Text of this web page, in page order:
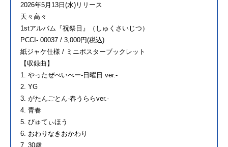
2026年5月13日(水)リリース
天々高々
1stアルバム『祝祭日』（しゅくさいじつ）
PCCI- 00037 / 3,000円(税込)
紙ジャケ仕様 / ミニポスターブックレット
【収録曲】
1. やったぜべいべー-日曜日 ver.-
2. YG
3. がたんごとん-春うららver.-
4. 青春
5. びゅてぃほう
6. おわりなきおかわり
7. 30歳